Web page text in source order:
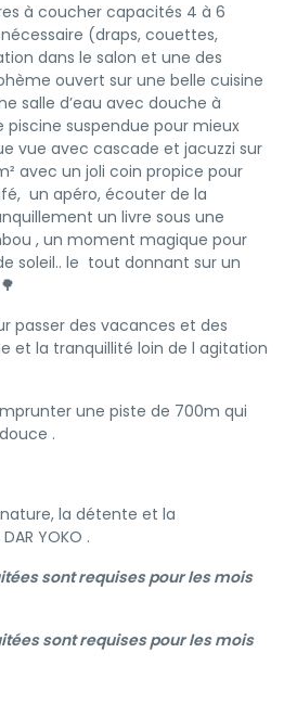
à coucher capacités 4 à 6
(draps, couettes,
dans le salon et une des
ouvert sur une belle cuisine
salle d’eau avec douche à
suspendue pour mieux
vue avec cascade et jacuzzi sur
avec un joli coin propice pour
un apéro, écouter de la
un livre sous une
, un moment magique pour
soleil.. le tout donnant sur un
passer des vacances et des
et la tranquillité loin de l agitation
une piste de 700m qui
.
la détente et la
YOKO .
sont requises pour les mois
sont requises pour les mois